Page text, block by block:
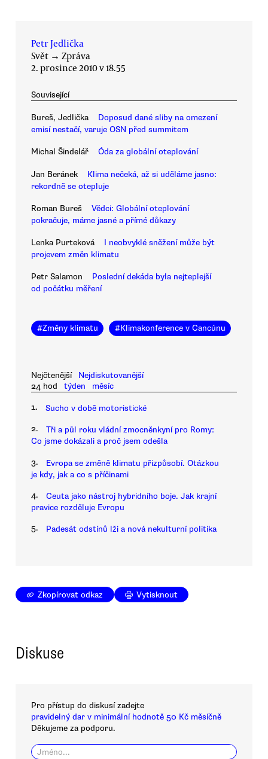
Petr Jedlička
Svět → Zpráva
2. prosince 2010 v 18.55
Související
Bureš, Jedlička
Doposud dané sliby na omezení
emisí nestačí, varuje OSN před summitem
Michal Šindelář Óda za globální oteplování
Jan Beránek
Klima nečeká, až si uděláme jasno:
rekordně se otepluje
Roman Bureš
Vědci: Globální oteplování
pokračuje, máme jasné a přímé důkazy
Lenka Purteková
I neobvyklé sněžení může být
projevem změn klimatu
Petr Salamon
Poslední dekáda byla nejteplejší
od počátku měření
#Změny klimatu #Klimakonference v Cancúnu
Nejčtenější
Nejdiskutovanější
24 hod
týden měsíc
1. Sucho v době motoristické
2.
Tři a půl roku vládní zmocněnkyní pro Romy:
Co jsme dokázali a proč jsem odešla
3.
Evropa se změně klimatu přizpůsobí. Otázkou
je kdy, jak a co s příčinami
4.
Ceuta jako nástroj hybridního boje. Jak krajní
pravice rozděluje Evropu
5. Padesát odstínů lži a nová nekulturní politika
Zkopírovat odkaz Vytisknout
Diskuse
Pro přístup do diskusí zadejte
pravidelný dar v minimální hodnotě 50 Kč měsíčně
Děkujeme za podporu.